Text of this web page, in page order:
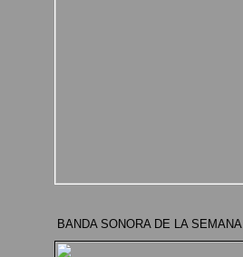
BANDA SONORA DE LA SEMANA